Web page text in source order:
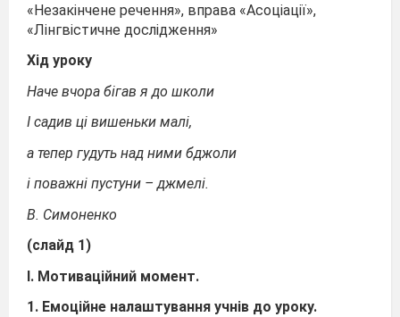
«Незакінчене речення», вправа «Асоціації»,
«Лінгвістичне дослідження»
Хід уроку
Наче вчора бігав я до школи
І садив ці вишеньки малі,
а тепер гудуть над ними бджоли
і поважні пустуни – джмелі.
В. Симоненко
(слайд 1)
І. Мотиваційний момент.
1. Емоційне налаштування учнів до уроку.